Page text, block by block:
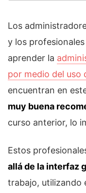
Los
y los
aprender la
por medio del uso
encuentran en
muy buena
curso anterior, lo
Estos
allá de la interfaz
trabajo, utilizando